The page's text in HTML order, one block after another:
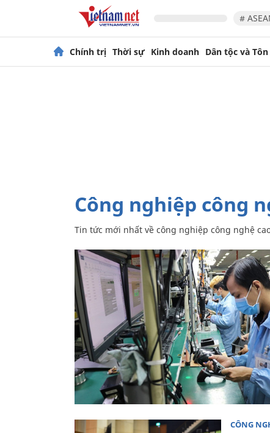
#
Chính trị Thời sự Kinh doanh Dân tộc và
công nghiệp công
Tin tức mới nhất về công nghiệp công nghệ
CÔNG